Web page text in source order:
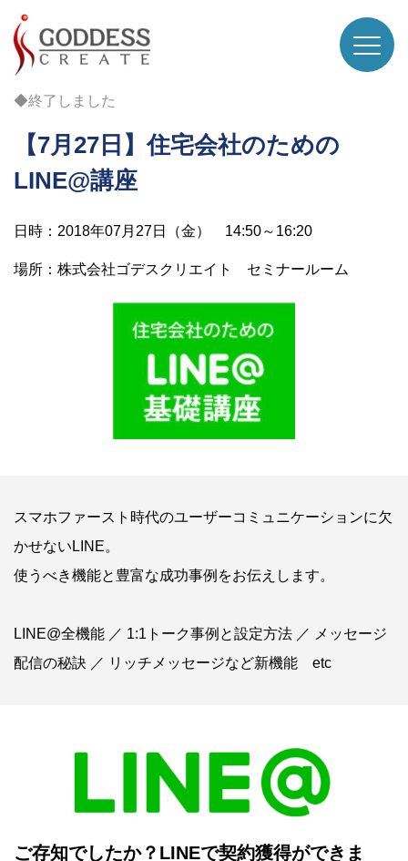
◆終了しました
【7月27日】住宅会社のための
LINE@講座
日時：2018年07月27日（金） 14:50～16:20
場所：株式会社ゴデスクリエイト セミナールーム
スマホファースト時代のユーザーコミュニケーションに欠
かせないLINE。
使うべき機能と豊富な成功事例をお伝えします。
LINE@全機能 ／ 1:1トーク事例と設定方法 ／ メッセージ
配信の秘訣 ／ リッチメッセージなど新機能 etc
ご存知でしたか？LINEで契約獲得ができま